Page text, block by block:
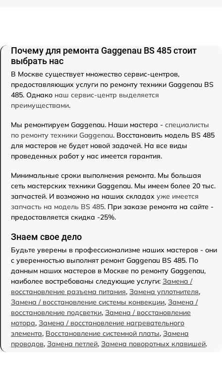
Почему для ремонта Gaggenau BS 485 стоит
выбрать нас
В Москве существует множество сервис-центров,
предоставляющих услуги по ремонту техники Gaggenau BS
485. Однако наш сервис-центр выделяется
преимуществами.
Мы ремонтируем Gaggenau. Наши мастера - специалисты
по ремонту техники Gaggenau. Восстановить модель BS 485
для мастеров не будет новой задачей. На все виды
проведенных работ у нас имеется гарантия.
Минимальные сроки выполнения ремонта. Мы большая
сеть мастерских техники Gaggenau. Мы имеем более 20 тыс.
запчастей. И возможно на наших складах уже имеется
запчасть на модель BS 485. При заказе ремонта на сайте -
предоставляется скидка -25%.
Знаем свое дело
Будьте уверены в профессионализме наших мастеров - они
с уверенностью выполнят ремонт Gaggenau BS 485. По
данным наших мастеров в Москве по ремонту Gaggenau,
наиболее востребованы следующие услуги: Замена /
восстановление разъема питания, Замена уплотнителя,
Замена / восстановление системы конвекции, Замена /
восстановление подсветки, Замена / восстановление
мотора, Замена / восстановление нагревательного
элемента, Восстановление системной платы, Замена
проводов, Замена петлей, Замена поворотных клавишей.